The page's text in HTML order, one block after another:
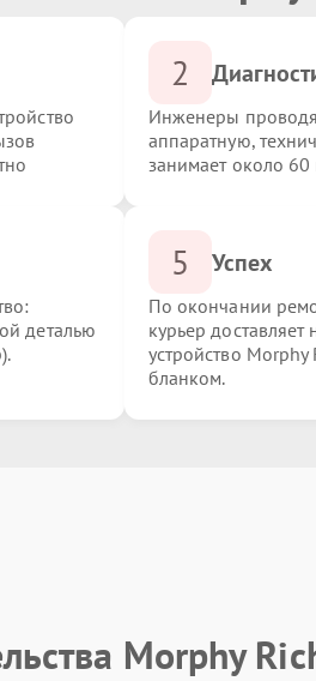
2
Инженеры
аппаратную,
занимает около 60
деталью
5 Успех
По окончании
курьер
устройство
бланком.
Morphy